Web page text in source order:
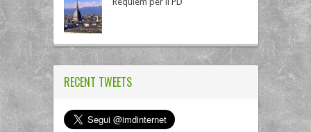
RECENT TWEETS